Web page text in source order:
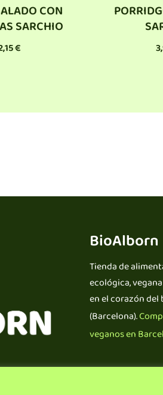
CON
SARCHIO
€
BioAlborn
Tienda de
ecológica,
en el corazón
(Barcelona).
veganos en